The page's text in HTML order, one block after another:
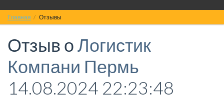
Спорт Фильмы
Красота Здоровье Остальное
Главная Отзывы
Отзыв оЛогистик
Компани Пермь
14.08.2024 22:23:48